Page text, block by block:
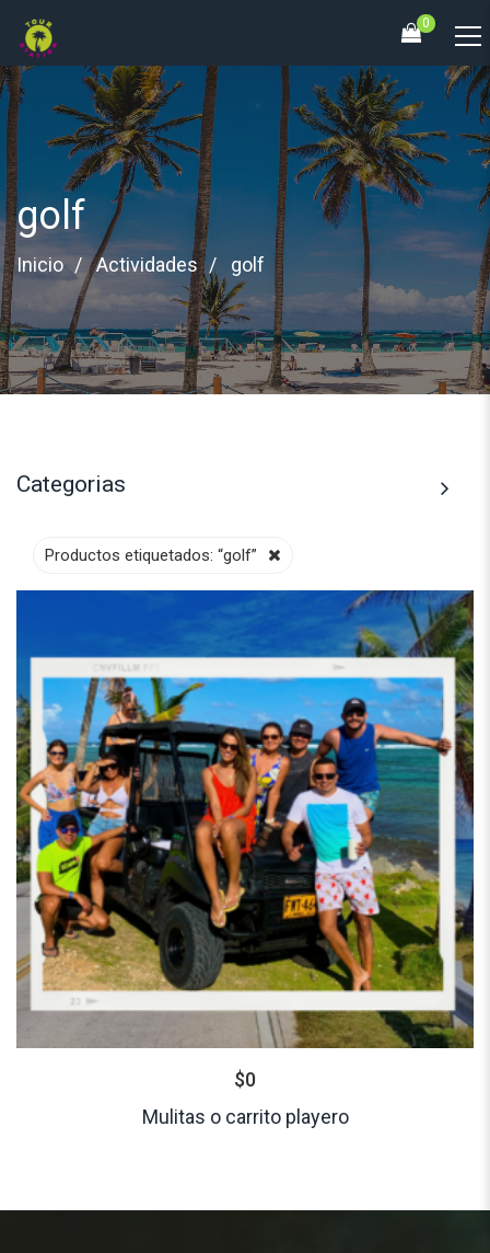
0
golf
Inicio Actividades golf
Categorias
Productos etiquetados: “golf”
$0
Mulitas o carrito playero